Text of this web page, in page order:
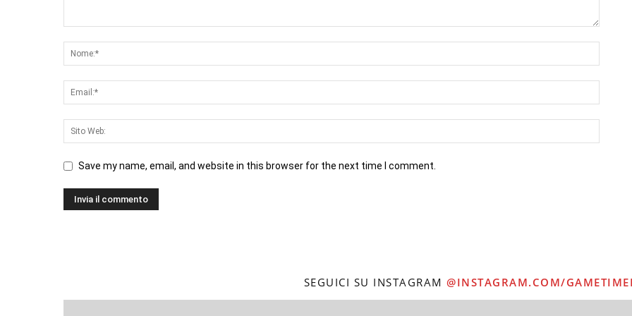
Save my name, email, and website in this browser for the next time I comment.
SEGUICI SU INSTAGRAM @INSTAGRAM.COM/